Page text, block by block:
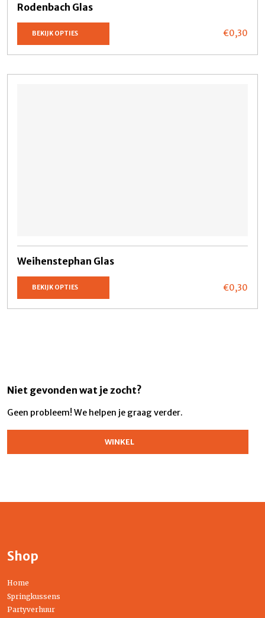
Rodenbach Glas
BEKIJK OPTIES €0,30
Weihenstephan Glas
BEKIJK OPTIES €0,30
Niet gevonden wat je zocht?
Geen probleem! We helpen je graag verder.
WINKEL
Shop
Home
Springkussens
Partyverhuur